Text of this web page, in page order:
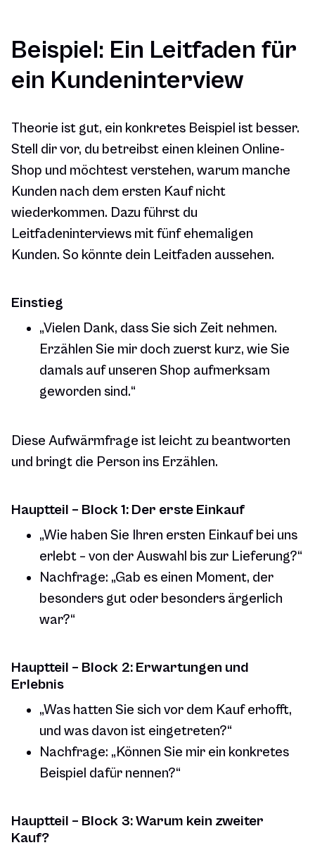
Beispiel: Ein Leitfaden für
ein Kundeninterview
Theorie ist gut, ein konkretes Beispiel ist besser.
Stell dir vor, du betreibst einen kleinen Online-
Shop und möchtest verstehen, warum manche
Kunden nach dem ersten Kauf nicht
wiederkommen. Dazu führst du
Leitfadeninterviews mit fünf ehemaligen
Kunden. So könnte dein Leitfaden aussehen.
Einstieg
„Vielen Dank, dass Sie sich Zeit nehmen.
Erzählen Sie mir doch zuerst kurz, wie Sie
damals auf unseren Shop aufmerksam
geworden sind.“
Diese Aufwärmfrage ist leicht zu beantworten
und bringt die Person ins Erzählen.
Hauptteil – Block 1: Der erste Einkauf
„Wie haben Sie Ihren ersten Einkauf bei uns
erlebt – von der Auswahl bis zur Lieferung?“
Nachfrage: „Gab es einen Moment, der
besonders gut oder besonders ärgerlich
war?“
Hauptteil – Block 2: Erwartungen und
Erlebnis
„Was hatten Sie sich vor dem Kauf erhofft,
und was davon ist eingetreten?“
Nachfrage: „Können Sie mir ein konkretes
Beispiel dafür nennen?“
Hauptteil – Block 3: Warum kein zweiter
Kauf?